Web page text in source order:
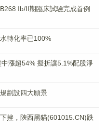
Ib/II期臨床試驗完成首例
轉化率已100%
漲超54% 擬折讓5.1%配股淨
劃設四大願景
挫，陝西黑貓(601015.CN)跌